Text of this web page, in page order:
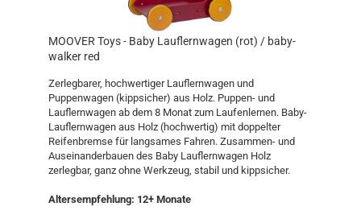
MOOVER Toys - Baby Lauflernwagen (rot) / baby-
walker red
Zerlegbarer, hochwertiger Lauflernwagen und
Puppenwagen (kippsicher) aus Holz. Puppen- und
Lauflernwagen ab dem 8 Monat zum Laufenlernen. Baby-
Lauflernwagen aus Holz (hochwertig) mit doppelter
Reifenbremse für langsames Fahren. Zusammen- und
Auseinanderbauen des Baby Lauflernwagen Holz
zerlegbar, ganz ohne Werkzeug, stabil und kippsicher.
Altersempfehlung: 12+ Monate